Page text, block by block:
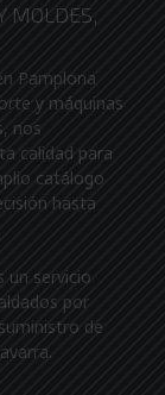
MOLDES,
Pamplona
y máquinas
nos
calidad para
catálogo
hasta
un servicio
por
de